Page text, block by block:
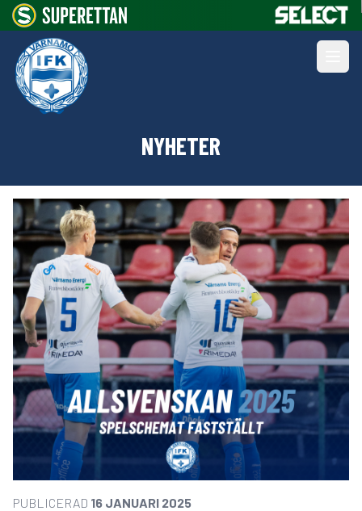
NYHETER
PUBLICERAD 16 JANUARI 2025